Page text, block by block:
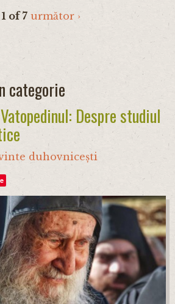
1 of 7 următor ›
categorie
Despre studiul
duhovnicești